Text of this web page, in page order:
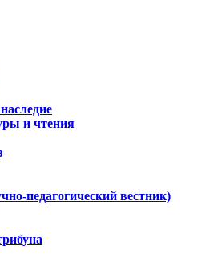
и чтения
педагогический вестник)